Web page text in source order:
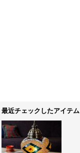
最近チェックしたアイテム